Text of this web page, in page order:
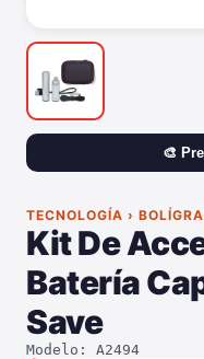
🎨
TECNOLOGÍA ›
Kit De
Batería
Save
Modelo: A2494